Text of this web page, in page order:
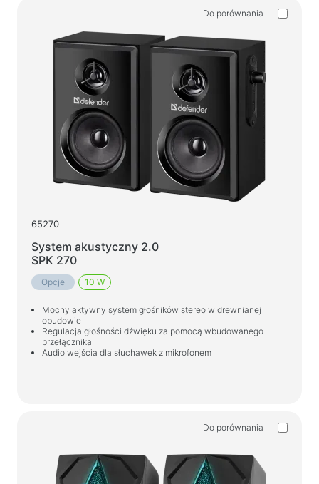
Do porównania
65270
System akustyczny 2.0
SPK 270
Opcje 10 W
Mocny aktywny system głośników stereo w drewnianej
obudowie
Regulacja głośności dźwięku za pomocą wbudowanego
przełącznika
Audio wejścia dla słuchawek z mikrofonem
Do porównania